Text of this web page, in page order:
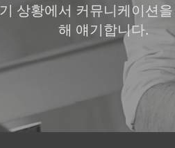
상황에서 커뮤니케이션
해 얘기합니다.